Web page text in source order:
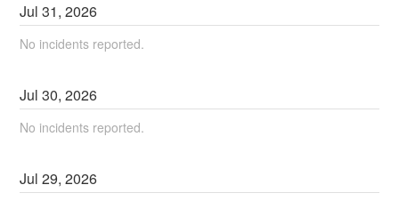
Jul31,2026
No incidents reported.
Jul30,2026
No incidents reported.
Jul29,2026